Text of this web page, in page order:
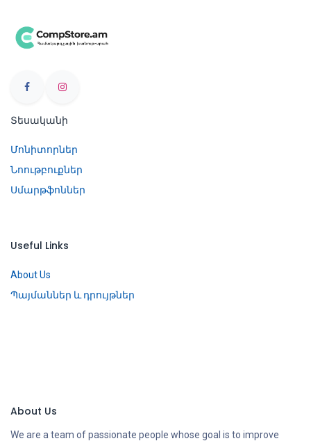
Տեսականի
Մոնիտորներ
Նոութբուքներ
Սմարթֆոններ
Useful Links
About Us
Պայմաններ և դրույթներ
About Us
We are a team of passionate people whose goal is to improve